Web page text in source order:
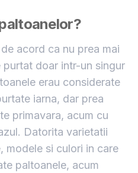
acord ca nu prea mai
doar intr-un singur
erau considerate
iarna, dar prea
primavara, acum cu
Datorita varietatii
modele si culori in care
paltoanele, acum